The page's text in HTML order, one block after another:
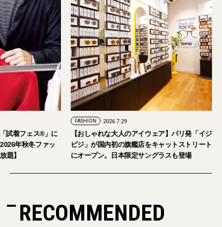
試着フェス®︎」に
年秋冬ファッ
題】
FASHION 2026.7.29
【おしゃれな大人のアイウェア】パリ発「イジ
ピジ」が国内初の旗艦店をキャットストリート
にオープン。日本限定サングラスも登場
RECOMMENDED